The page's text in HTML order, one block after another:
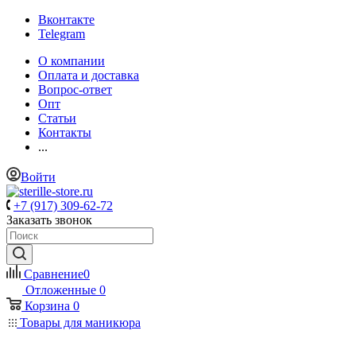
Вконтакте
Telegram
О компании
Оплата и доставка
Вопрос-ответ
Опт
Статьи
Контакты
...
Войти
+7 (917) 309-62-72
Заказать звонок
Сравнение0
Отложенные 0
Корзина 0
Товары для маникюра